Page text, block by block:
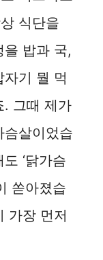
식단을
밥과 국,
기 뭘 먹
. 그때 제가
살이었습
‘닭가슴
쏟아졌습
가장 먼저